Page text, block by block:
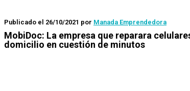
Publicado el 26/10/2021 por Manada Emprendedora
MobiDoc: La empresa que reparara
domicilio en cuestión de minutos